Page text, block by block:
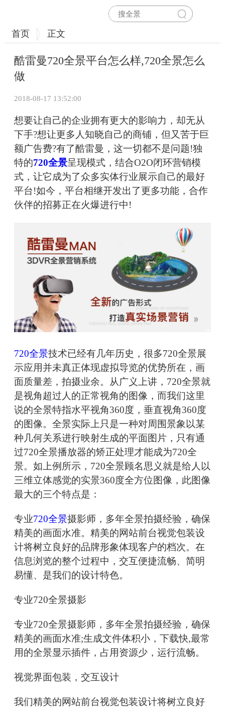
首页 正文
酷雷曼720全景平台怎么样,720全景怎么
做
2018-08-17 13:52:00
想要让自己的企业拥有更大的影响力，却无从
下手?想让更多人知晓自己的商铺，但又苦于巨
额广告费?有了酷雷曼，这一切都不是问题!独
特的720全景呈现模式，结合O2O闭环营销模
式，让它成为了众多实体行业展示自己的最好
平台!如今，平台相继开发出了更多功能，合作
伙伴的招募正在火爆进行中!
720全景技术已经有几年历史，很多720全景展
示应用并未真正体现虚拟导览的优势所在，画
面质量差，拍摄业余。从广义上讲，720全景就
是视角超过人的正常视角的图像，而我们这里
说的全景特指水平视角360度，垂直视角360度
的图像。全景实际上只是一种对周围景象以某
种几何关系进行映射生成的平面图片，只有通
过720全景播放器的矫正处理才能成为720全
景。如上例所示，720全景顾名思义就是给人以
三维立体感觉的实景360度全方位图像，此图像
最大的三个特点是：
专业720全景摄影师，多年全景拍摄经验，确保
精美的画面水准。精美的网站前台视觉包装设
计将树立良好的品牌形象体现客户的档次。在
信息浏览的整个过程中，交互便捷流畅、简明
易懂、是我们的设计特色。
专业720全景摄影
专业720全景摄影师，多年全景拍摄经验，确保
精美的画面水准;生成文件体积小，下载快,最常
用的全景显示插件，占用资源少，运行流畅。
视觉界面包装，交互设计
我们精美的网站前台视觉包装设计将树立良好